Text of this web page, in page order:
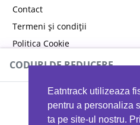
Eatntrack utilizeaza
pentru a personaliza
ta pe site-ul nostru.
Contact
Termeni și condiții
Politica Cookie
Politica de confidențialitate
CODURI DE REDUCERE